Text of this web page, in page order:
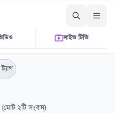
PROTTASHA
লাইভ টিভি
ট্যাগ
২টি সংবাদ)